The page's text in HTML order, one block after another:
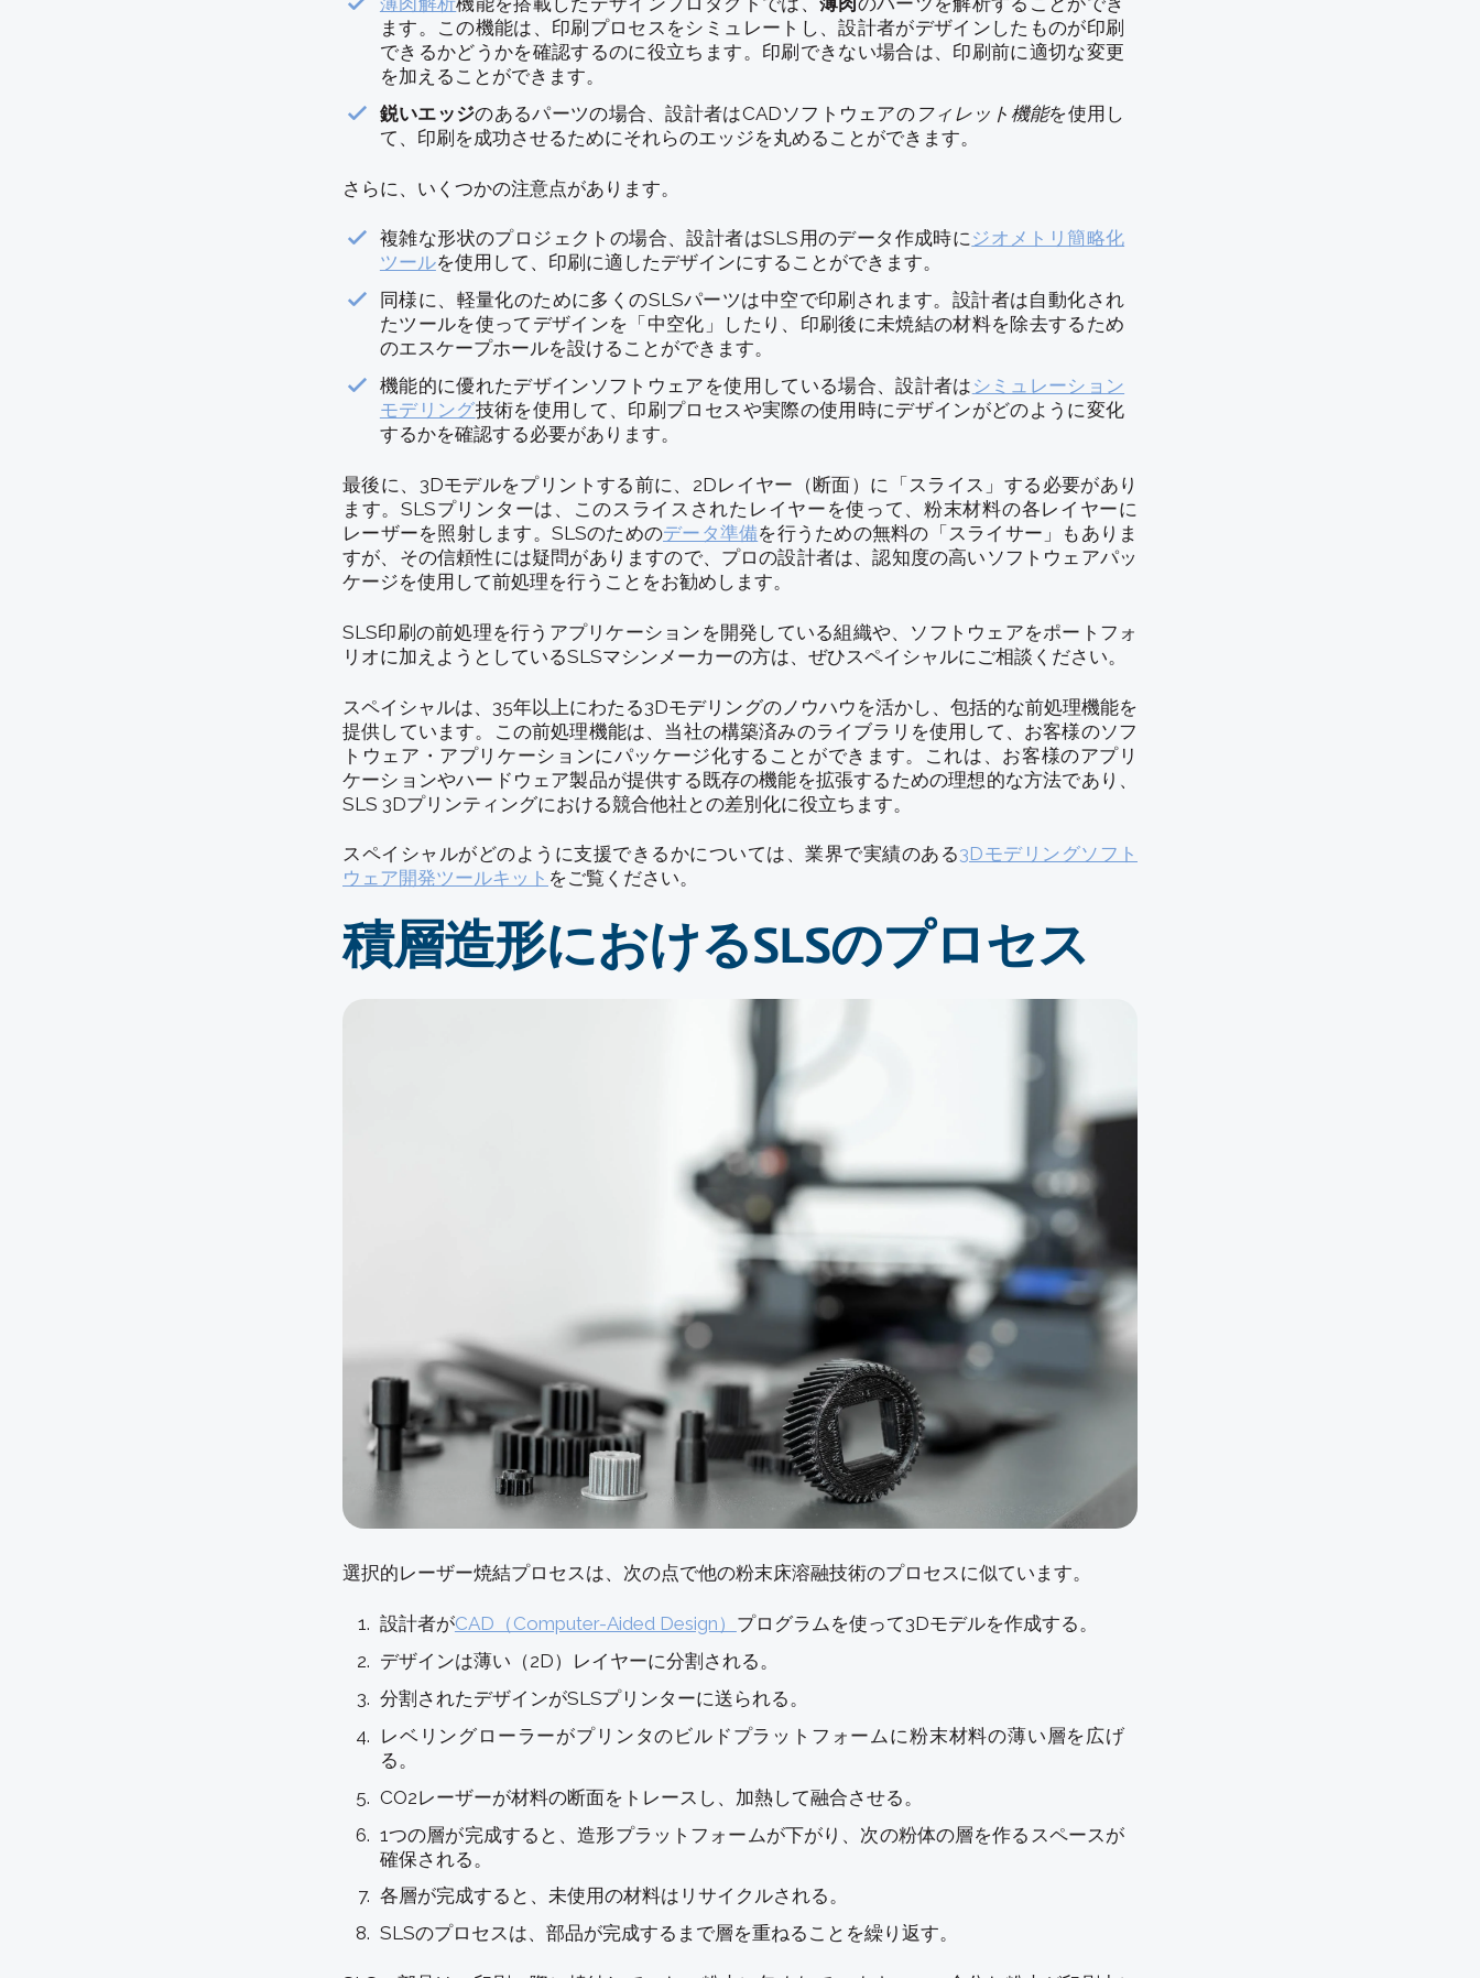
ます。この機能は、印刷プロセスをシミュレートし、設計者がデザインしたものが印刷
できるかどうかを確認するのに役立ちます。印刷できない場合は、印刷前に適切な変更
を加えることができます。
鋭いエッジのあるパーツの場合、設計者はCADソフトウェアの フィレット機能を使用し
て、印刷を成功させるためにそれらのエッジを丸めることができます。
さらに、いくつかの注意点があります。
複雑な形状のプロジェクトの場合、設計者はSLS用のデータ作成時にジオメトリ簡略化
ツールを使用して、印刷に適したデザインにすることができます。
同様に、軽量化のために多くのSLSパーツは中空で印刷されます。設計者は自動化され
たツールを使ってデザインを「中空化」したり、印刷後に未焼結の材料を除去するため
のエスケープホールを設けることができます。
機能的に優れたデザインソフトウェアを使用している場合、設計者は シミュレーション
モデリング技術を使用して、印刷プロセスや実際の使用時にデザインがどのように変化
するかを確認する必要があります。
最後に、3Dモデルをプリントする前に、2Dレイヤー（断面）に「スライス」する必要があり
ます。SLSプリンターは、このスライスされたレイヤーを使って、粉末材料の各レイヤーに
レーザーを照射します。SLSのためのデータ準備を行うための無料の「スライサー」もありま
すが、その信頼性には疑問がありますので、プロの設計者は、認知度の高いソフトウェアパッ
ケージを使用して前処理を行うことをお勧めします。
SLS印刷の前処理を行うアプリケーションを開発している組織や、ソフトウェアをポートフォ
リオに加えようとしているSLSマシンメーカーの方は、ぜひスペイシャルにご相談ください。
スペイシャルは、35年以上にわたる3Dモデリングのノウハウを活かし、包括的な前処理機能を
提供しています。この前処理機能は、当社の構築済みのライブラリを使用して、お客様のソフ
トウェア・アプリケーションにパッケージ化することができます。これは、お客様のアプリ
ケーションやハードウェア製品が提供する既存の機能を拡張するための理想的な方法であり、
SLS 3Dプリンティングにおける競合他社との差別化に役立ちます。
スペイシャルがどのように支援できるかについては、業界で実績のある3Dモデリングソフト
ウェア開発ツールキット をご覧ください。
積層造形におけるSLSのプロセス
選択的レーザー焼結プロセスは、次の点で他の粉末床溶融技術のプロセスに似ています。
設計者がCAD（Computer-Aided Design） プログラムを使って3Dモデルを作成する。
デザインは薄い（2D）レイヤーに分割される。
分割されたデザインがSLSプリンターに送られる。
レベリングローラーがプリンタのビルドプラットフォームに粉末材料の薄い層を広げ
る。
CO2レーザーが材料の断面をトレースし、加熱して融合させる。
1つの層が完成すると、造形プラットフォームが下がり、次の粉体の層を作るスペースが
確保される。
各層が完成すると、未使用の材料はリサイクルされる。
SLSのプロセスは、部品が完成するまで層を重ねることを繰り返す。